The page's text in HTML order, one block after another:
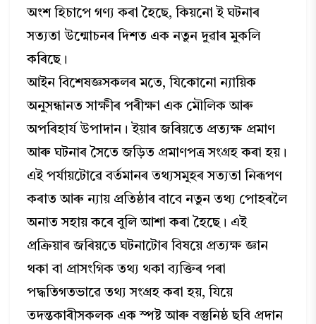
অংশ হিচাপে গণ্য কৰা হৈছে, কিয়নো ই ঘটনাৰ
সত্যতা উন্মোচনৰ দিশত এক নতুন দুৱাৰ মুকলি
কৰিছে।
আইন বিশেষজ্ঞসকলৰ মতে, যিকোনো ন্যায়িক
অনুসন্ধানত সাক্ষীৰ পৰীক্ষা এক মৌলিক আৰু
অপৰিহাৰ্য উপাদান। ইয়াৰ জৰিয়তে প্ৰত্যক্ষ প্ৰমাণ
আৰু ঘটনাৰ সৈতে জড়িত প্ৰমাণপত্ৰ সংগ্ৰহ কৰা হয়।
এই পৰ্যায়টোৱে বৰ্তমানৰ তথ্যসমূহৰ সত্যতা নিৰূপণ
কৰাত আৰু ন্যায় প্ৰতিষ্ঠাৰ বাবে নতুন তথ্য পোহৰলৈ
অনাত সহায় কৰে বুলি আশা কৰা হৈছে। এই
প্ৰক্ৰিয়াৰ জৰিয়তে ঘটনাটোৰ বিষয়ে প্ৰত্যক্ষ জ্ঞান
থকা বা প্ৰাসংগিক তথ্য থকা ব্যক্তিৰ পৰা
পদ্ধতিগতভাৱে তথ্য সংগ্ৰহ কৰা হয়, যিয়ে
তদন্তকাৰীসকলক এক স্পষ্ট আৰু বস্তুনিষ্ঠ ছবি প্ৰদান